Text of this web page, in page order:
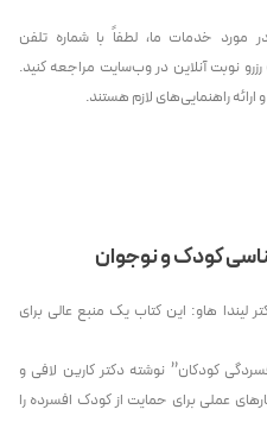
مورد خدمات ما، لطفاً با شماره تلفن
قسمت رزرو نوبت آنلاین در وب‌سایت مراجعه کنید.
راهنمایی‌های لازم هستند.
کودک و نوجوان
لیندا هاو: این کتاب یک منبع عالی برای
کودکان” نوشته دکتر کارین لافی و
عملی برای حمایت از کودک افسرده را